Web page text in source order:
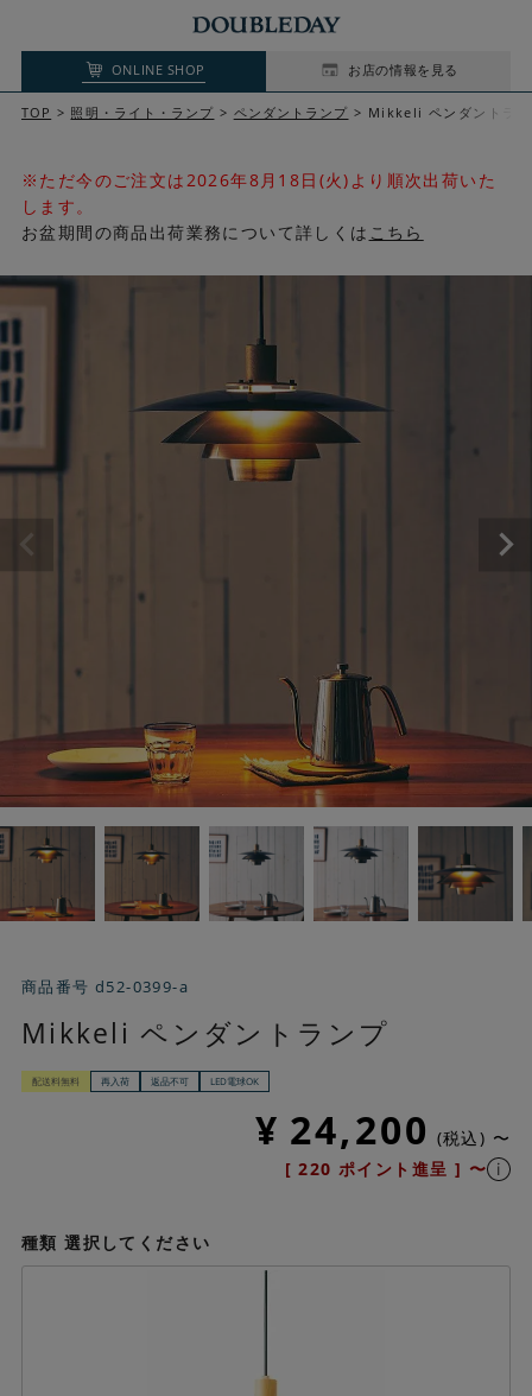
ONLINE SHOP お店の情報を見る
TOP 照明・ライト・ランプ ペンダントランプ Mikkeli ペンダントラ
※ただ今のご注文は2026年8月18日(火)より順次出荷いた
します。
お盆期間の商品出荷業務について詳しくは こちら
商品番号 d52-0399-a
Mikkeli ペンダントランプ
配送料無料 再入荷 返品不可 LED電球OK
¥ 24,200 税込
〜
[ 220 ポイント進呈 ] 〜
種類 選択してください